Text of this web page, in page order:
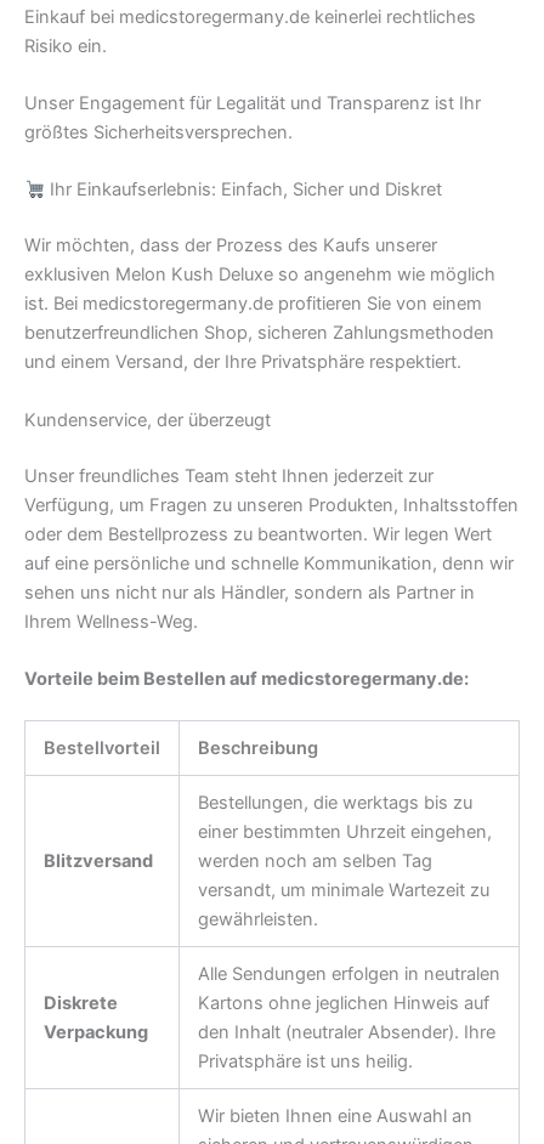
Einkauf bei medicstoregermany.de keinerlei rechtliches
Risiko ein.
Unser Engagement für Legalität und Transparenz ist Ihr
größtes Sicherheitsversprechen.
Ihr Einkaufserlebnis: Einfach, Sicher und Diskret
Wir möchten, dass der Prozess des Kaufs unserer
exklusiven Melon Kush Deluxe so angenehm wie möglich
ist. Bei medicstoregermany.de profitieren Sie von einem
benutzerfreundlichen Shop, sicheren Zahlungsmethoden
und einem Versand, der Ihre Privatsphäre respektiert.
Kundenservice, der überzeugt
Unser freundliches Team steht Ihnen jederzeit zur
Verfügung, um Fragen zu unseren Produkten, Inhaltsstoffen
oder dem Bestellprozess zu beantworten. Wir legen Wert
auf eine persönliche und schnelle Kommunikation, denn wir
sehen uns nicht nur als Händler, sondern als Partner in
Ihrem Wellness-Weg.
Vorteile beim Bestellen auf medicstoregermany.de:
Bestellvorteil Beschreibung
Blitzversand
Bestellungen, die werktags bis zu
einer bestimmten Uhrzeit eingehen,
werden noch am selben Tag
versandt, um minimale Wartezeit zu
gewährleisten.
Diskrete
Verpackung
Alle Sendungen erfolgen in neutralen
Kartons ohne jeglichen Hinweis auf
den Inhalt (neutraler Absender). Ihre
Privatsphäre ist uns heilig.
Wir bieten Ihnen eine Auswahl an